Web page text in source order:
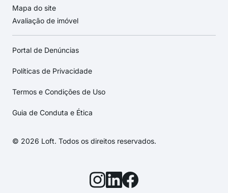
Mapa do site
Avaliação de imóvel
Portal de Denúncias
Políticas de Privacidade
Termos e Condições de Uso
Guia de Conduta e Ética
© 2026 Loft. Todos os direitos reservados.